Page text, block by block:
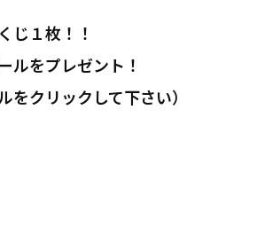
じ１枚！！
ルをプレゼント！
をクリックして下さい）